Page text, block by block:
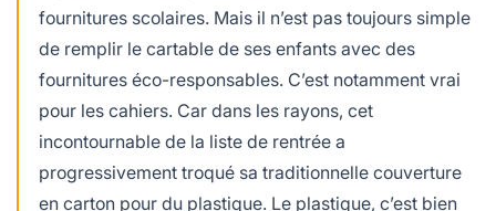
fournitures scolaires. Mais il n’est pas toujours simple
de remplir le cartable de ses enfants avec des
fournitures éco-responsables. C’est notamment vrai
pour les cahiers. Car dans les rayons, cet
incontournable de la liste de rentrée a
progressivement troqué sa traditionnelle couverture
en carton pour du plastique. Le plastique, c’est bien